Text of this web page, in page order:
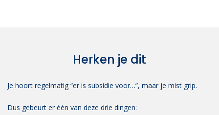
Herken je dit
Je hoort regelmatig “er is subsidie voor…”, maar je mist grip.
Dus gebeurt er één van deze drie dingen: